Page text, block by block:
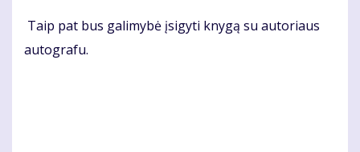
Taip pat bus galimybė įsigyti knygą su autoriaus
autografu.